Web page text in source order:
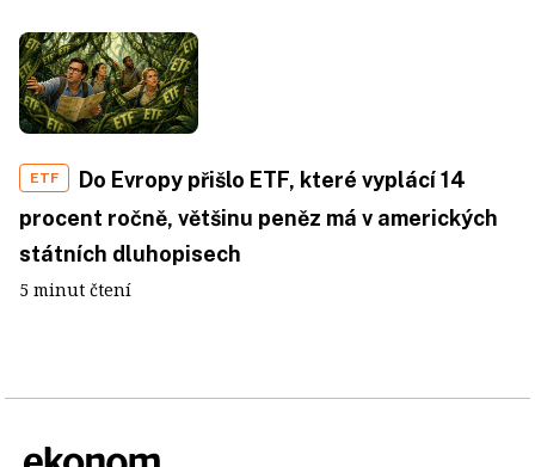
ETF
Do Evropy přišlo ETF, které vyplácí 14
procent ročně, většinu peněz má v amerických
státních dluhopisech
5 minut čtení